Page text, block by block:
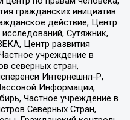
гражданских инициатив
действие, Центр
Сутяжник,
Центр развития
учреждение в
северных стран,
Интернешнл-Р,
Информации,
Частное учреждение в
Северных Стран,